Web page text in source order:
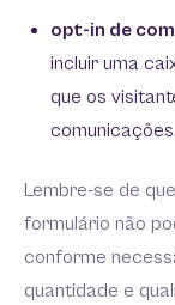
opt-in de
incluir uma
que os
comunicações.
Lembre-se de
formulário não
conforme
quantidade e